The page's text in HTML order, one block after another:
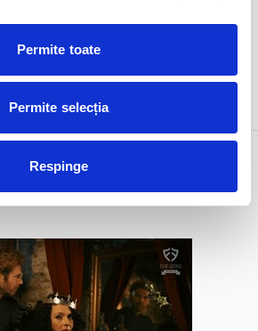
Permite toate
Permite selecția
Respinge
Bucuresti, FF Theatre - Centru Vechi